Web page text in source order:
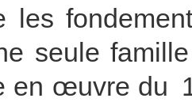
les
seule
en œuvre du